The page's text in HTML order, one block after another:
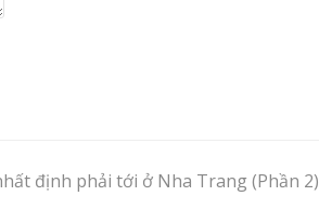
định phải tới ở Nha Trang (Phần 2)